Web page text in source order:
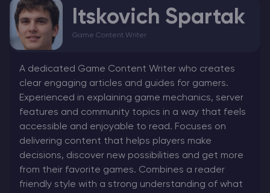
Itskovich Spartak
Game Content Writer
A dedicated Game Content Writer who creates
clear engaging articles and guides for gamers.
Experienced in explaining game mechanics, server
features and community topics in a way that feels
accessible and enjoyable to read. Focuses on
delivering content that helps players make
decisions, discover new possibilities and get more
from their favorite games. Combines a reader
friendly style with a strong understanding of what